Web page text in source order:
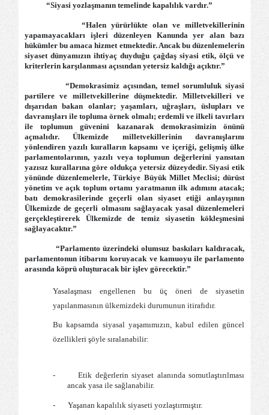
“Siyasi yozlaşmanın temelinde kapalılık vardır.”
“Halen yürürlükte olan ve milletvekillerinin
yapamayacakları işleri düzenleyen Kanunda yer alan bazı
hükümler bu amaca hizmet etmektedir. Ancak bu düzenlemelerin
siyaset dünyamızın ihtiyaç duyduğu çağdaş siyasi etik, ölçü ve
kriterlerin karşılanması açısından yetersiz kaldığı açıktır.”
“Demokrasimiz açısından, temel sorumluluk siyasi
partilere ve milletvekillerine düşmektedir. Milletvekilleri ve
dışarıdan bakan olanlar; yaşamları, uğraşları, üslupları ve
davranışları ile topluma örnek olmalı; erdemli ve ilkeli tavırları
ile toplumun güvenini kazanarak demokrasimizin önünü
açmalıdır. Ülkemizde milletvekillerinin davranışlarını
yönlendiren yazılı kuralların kapsamı ve içeriği, gelişmiş ülke
parlamentolarının, yazılı veya toplumun değerlerini yansıtan
yazısız kurallarına göre oldukça yetersiz düzeydedir. Siyasi etik
yönünde düzenlemelerle, Türkiye Büyük Millet Meclisi; dürüst
yönetim ve açık toplum ortamı yaratmanın ilk adımını atacak;
batı demokrasilerinde geçerli olan siyaset etiği anlayışının
Ülkemizde de geçerli olmasını sağlayacak yasal düzenlemeleri
gerçekleştirerek Ülkemizde de temiz siyasetin kökleşmesini
sağlayacaktır.”
“Parlamento üzerindeki olumsuz baskıları kaldıracak,
parlamentonun itibarını koruyacak ve kamuoyu ile parlamento
arasında köprü oluşturacak bir işlev görecektir.”
Yasalaşması engellenen bu üç öneri de siyasetin
yapılanmasının ülkemizdeki durumunun itirafıdır.
Bu kapsamda siyasal yaşamımızın, kabul edilen güncel
özellikleri şöyle sıralanabilir:
-
Etik değerlerin siyaset alanında somutlaştırılması
ancak yasa ile sağlanabilir.
- Yaşanan kapalılık siyaseti yozlaştırmıştır.